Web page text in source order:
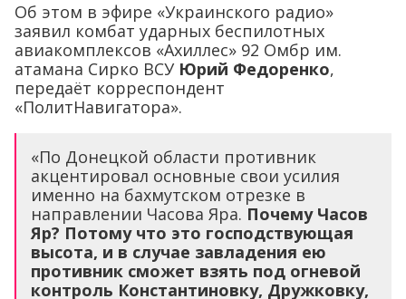
Об этом в эфире «Украинского радио»
заявил комбат ударных беспилотных
авиакомплексов «Ахиллес» 92 Омбр им.
атамана Сирко ВСУ Юрий Федоренко,
передаёт корреспондент
«ПолитНавигатора».
«По Донецкой области противник
акцентировал основные свои усилия
именно на бахмутском отрезке в
направлении Часова Яра. Почему Часов
Яр? Потому что это господствующая
высота, и в случае завладения ею
противник сможет взять под огневой
контроль Константиновку, Дружковку,